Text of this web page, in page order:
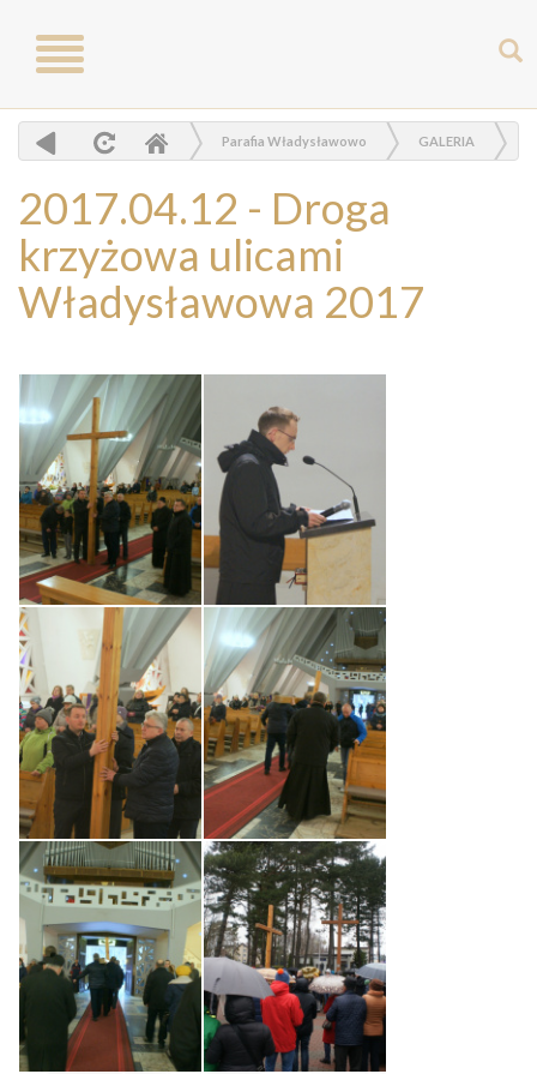
Toggle
navigation
Parafia Władysławowo GALERIA
2017.04.12 - Droga
krzyżowa ulicami
Władysławowa 2017